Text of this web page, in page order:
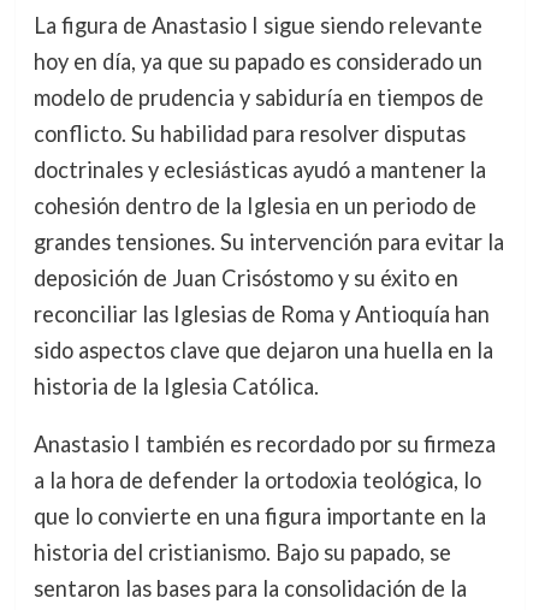
La figura de Anastasio I sigue siendo relevante
hoy en día, ya que su papado es considerado un
modelo de prudencia y sabiduría en tiempos de
conflicto. Su habilidad para resolver disputas
doctrinales y eclesiásticas ayudó a mantener la
cohesión dentro de la Iglesia en un periodo de
grandes tensiones. Su intervención para evitar la
deposición de Juan Crisóstomo y su éxito en
reconciliar las Iglesias de Roma y Antioquía han
sido aspectos clave que dejaron una huella en la
historia de la Iglesia Católica.
Anastasio I también es recordado por su firmeza
a la hora de defender la ortodoxia teológica, lo
que lo convierte en una figura importante en la
historia del cristianismo. Bajo su papado, se
sentaron las bases para la consolidación de la